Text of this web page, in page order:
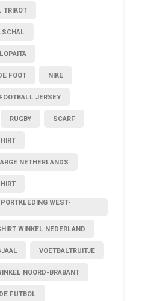
TRIKOT
FOOT NIKE
JERSEY
RUGBY SCARF
NETHERLANDS
WEST-
WINKEL NEDERLAND
VOETBALTRUITJE
NOORD-BRABANT
FUTBOL